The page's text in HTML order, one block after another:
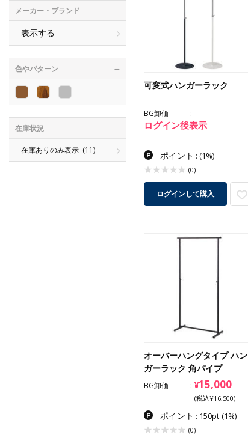
メーカー・ブランド
表示する
色やパターン
在庫状況
在庫ありのみ表示 (11)
可変式ハンガーラック
BG卸価
ログイン後表示
ポイント : (1%)
(0)
ログインして購入
オーバーハングタイプ ハン
ガーラック 角パイプ
BG卸価 ¥15,000
(税込¥16,500)
ポイント : 150pt (1%)
(0)